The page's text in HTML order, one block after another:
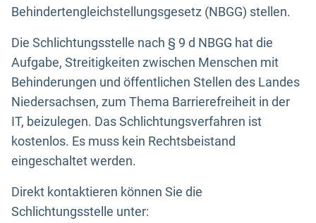
Behindertengleichstellungsgesetz (NBGG) stellen.
Die Schlichtungsstelle nach § 9 d NBGG hat die
Aufgabe, Streitigkeiten zwischen Menschen mit
Behinderungen und öffentlichen Stellen des Landes
Niedersachsen, zum Thema Barrierefreiheit in der
IT, beizulegen. Das Schlichtungsverfahren ist
kostenlos. Es muss kein Rechtsbeistand
eingeschaltet werden.
Direkt kontaktieren können Sie die
Schlichtungsstelle unter: